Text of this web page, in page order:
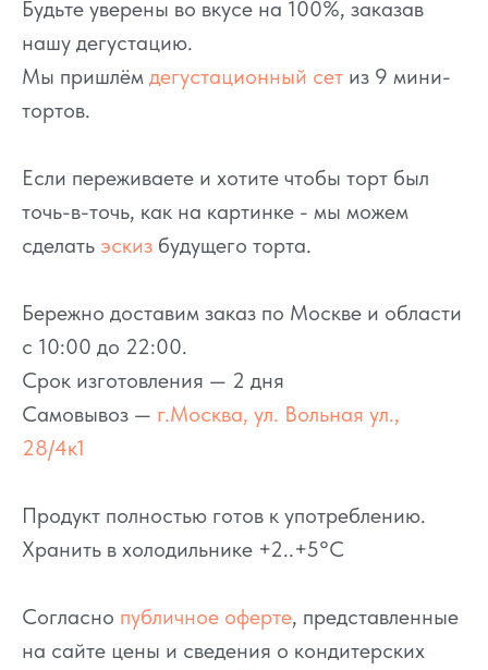
Будьте уверены во вкусе на 100%, заказав
нашу дегустацию.
Мы пришлём дегустационный сет из 9 мини-
тортов.
Если переживаете и хотите чтобы торт был
точь-в-точь, как на картинке - мы можем
сделать эскиз будущего торта.
Бережно доставим заказ по Москве и области
с 10:00 до 22:00.
Срок изготовления — 2 дня
Самовывоз — г.Москва, ул. Вольная ул.,
28/4к1
Продукт полностью готов к употреблению.
Хранить в холодильнике +2..+5°C
Согласно публичное оферте, представленные
на сайте цены и сведения о кондитерских